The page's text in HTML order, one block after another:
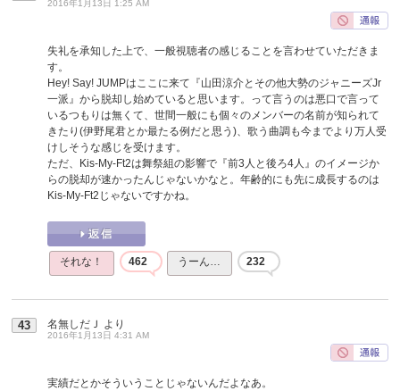
2016年1月13日 1:25 AM
失礼を承知した上で、一般視聴者の感じることを言わせていただきま
す。
Hey! Say! JUMPはここに来て『山田涼介とその他大勢のジャニーズJr
一派』から脱却し始めていると思います。って言うのは悪口で言って
いるつもりは無くて、世間一般にも個々のメンバーの名前が知られて
きたり(伊野尾君とか最たる例だと思う)、歌う曲調も今までより万人受
けしそうな感じを受けます。
ただ、Kis-My-Ft2は舞祭組の影響で『前3人と後ろ4人』のイメージか
らの脱却が速かったんじゃないかなと。年齢的にも先に成長するのは
Kis-My-Ft2じゃないですかね。
それな！ 462 うーん… 232
43 名無しだＪ より
2016年1月13日 4:31 AM
実績だとかそういうことじゃないんだよなあ。